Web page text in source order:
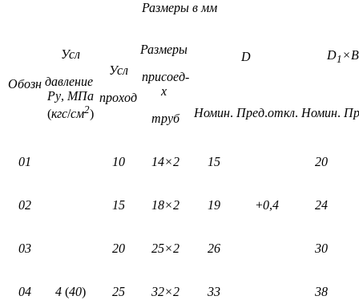
Размеры вмм
Обозн
Усл
давление
Ру, МПа
(кгс/см2)
Усл
проход
Размеры
присоед-
х
труб
D D1
Номин. Пред.откл. Номин.
01
4 (40)
10 14×2 15
+0,4
20
02 15 18×2 19 24
03 20 25×2 26 30
04 25 32×2 33 38